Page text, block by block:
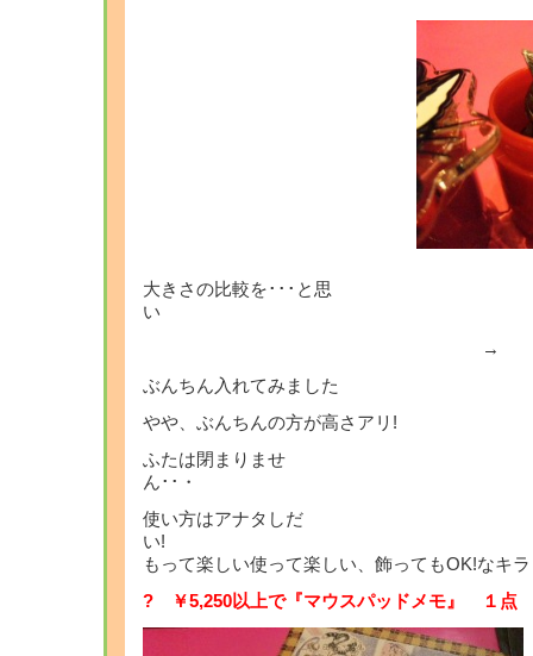
大きさの比較を･･･と思
→
ぶんちん入れてみました
やや、ぶんちんの方が高さアリ!
ふたは閉まりませ
ん
使い方はアナタしだ
もって楽しい使って楽しい、飾ってもOK!なキ
? ￥5,250以上で『マウスパッドメモ』 １点